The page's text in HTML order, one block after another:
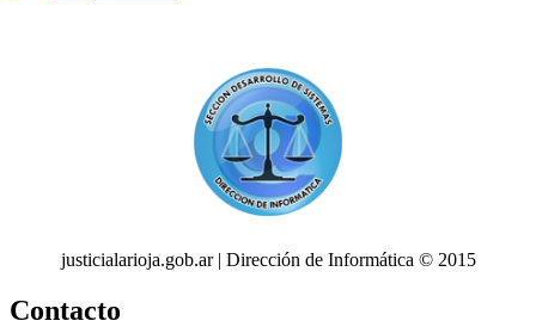
justicialarioja.gob.ar | Dirección de Informática © 2015
Contacto